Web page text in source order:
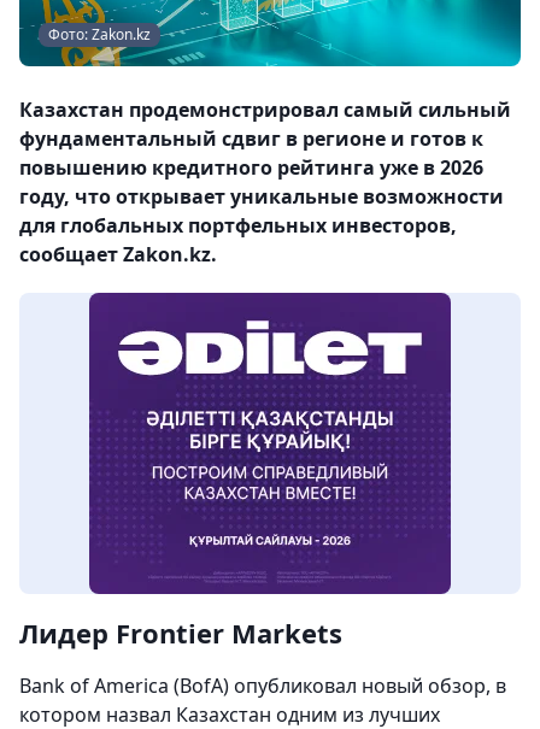
Фото: Zakon.kz
Казахстан продемонстрировал самый сильный
фундаментальный сдвиг в регионе и готов к
повышению кредитного рейтинга уже в 2026
году, что открывает уникальные возможности
для глобальных портфельных инвесторов,
сообщает Zakon.kz.
Лидер Frontier Markets
Bank of America (BofA) опубликовал новый обзор, в
котором назвал Казахстан одним из лучших